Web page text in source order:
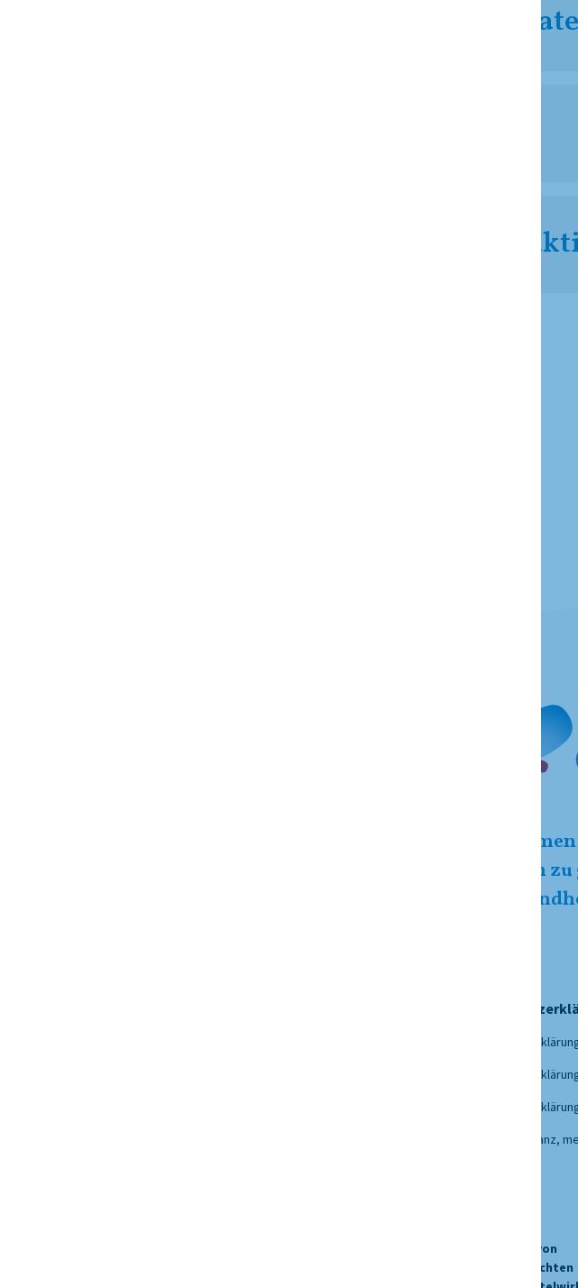
8. Wie lange werden meine
10. Wie können Sie uns
Wir arbeiten
personenbezogener Daten
eine bessere
Pharmakovigilanz,
Meldung von
unerwünschten